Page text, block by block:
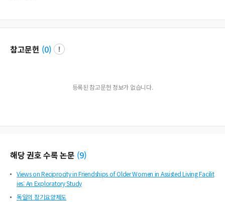
참고문헌 (0)
등록된 참고문헌 정보가 없습니다.
해당 권호 수록 논문 (9)
Views on Reciprocity in Friendships of Older Women in Assisted Living Facilit
ies: An Exploratory Study
독일의 장기요양제도